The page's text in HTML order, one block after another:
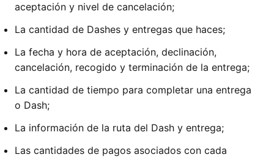
aceptación y nivel de cancelación;
La cantidad de Dashes y entregas que haces;
La fecha y hora de aceptación, declinación,
cancelación, recogido y terminación de la entrega;
La cantidad de tiempo para completar una entrega
o Dash;
La información de la ruta del Dash y entrega;
Las cantidades de pagos asociados con cada